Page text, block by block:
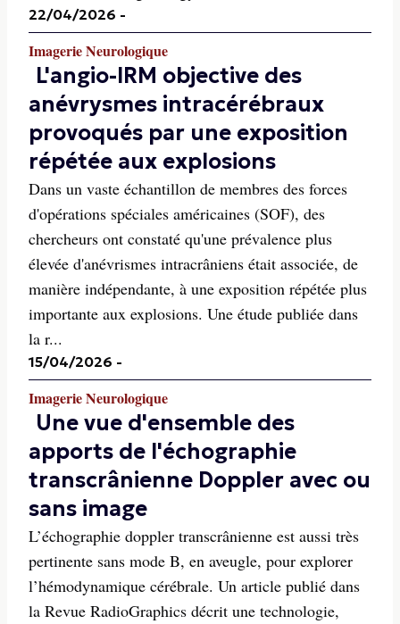
22/04/2026 -
Imagerie Neurologique
L'angio-IRM objective des
anévrysmes intracérébraux
provoqués par une exposition
répétée aux explosions
Dans un vaste échantillon de membres des forces
d'opérations spéciales américaines (SOF), des
chercheurs ont constaté qu'une prévalence plus
élevée d'anévrismes intracrâniens était associée, de
manière indépendante, à une exposition répétée plus
importante aux explosions. Une étude publiée dans
la r...
15/04/2026 -
Imagerie Neurologique
Une vue d'ensemble des
apports de l'échographie
transcrânienne Doppler avec ou
sans image
L’échographie doppler transcrânienne est aussi très
pertinente sans mode B, en aveugle, pour explorer
l’hémodynamique cérébrale. Un article publié dans
la Revue RadioGraphics décrit une technologie,